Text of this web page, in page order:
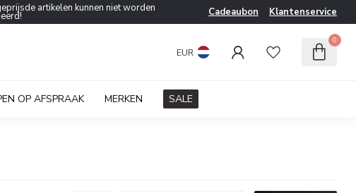
artikelen kunnen niet worden Cadeaubon Klantenservice
EUR
0
OP AFSPRAAK MERKEN SALE